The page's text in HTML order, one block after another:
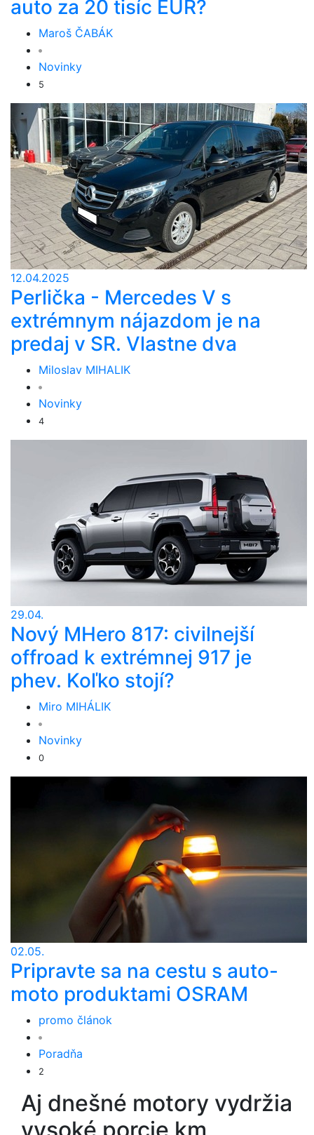
auto za 20 tisíc EUR?
Maroš ČABÁK
Novinky
5
12.04.2025
Perlička - Mercedes V s
extrémnym nájazdom je na
predaj v SR. Vlastne dva
Miloslav MIHALIK
Novinky
4
29.04.
Nový MHero 817: civilnejší
offroad k extrémnej 917 je
phev. Koľko stojí?
Miro MIHÁLIK
Novinky
0
02.05.
Pripravte sa na cestu s auto-
moto produktami OSRAM
promo článok
Poradňa
2
Aj dnešné motory vydržia